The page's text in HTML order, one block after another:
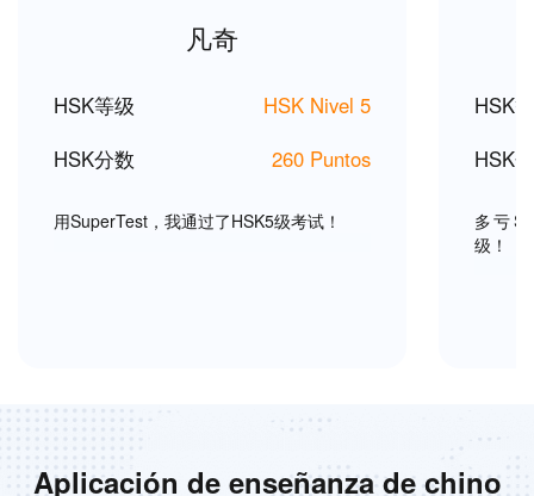
凡奇
HSK等级
HSK Nivel 5
HSK分数
260 Puntos
用SuperTest，我通过了HSK5级考试！
HSK
HSK
多亏
级！
Aplicación de enseñanza de chino